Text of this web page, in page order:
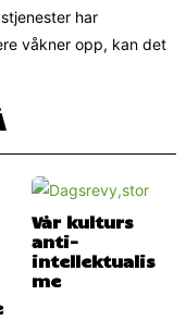
har
våkner opp, kan det
Vår kulturs
anti-
intellektualis
me